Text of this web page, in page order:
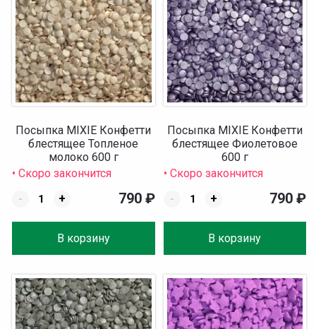
Посыпка MIXIE Конфетти
блестящее Топленое
молоко 600 г
• Скоро закончится
-
+
В корзину
790 ₽
Посыпка MIXIE Конфетти
блестящее Фиолетовое
600 г
• Скоро закончится
-
+
В корзину
790 ₽